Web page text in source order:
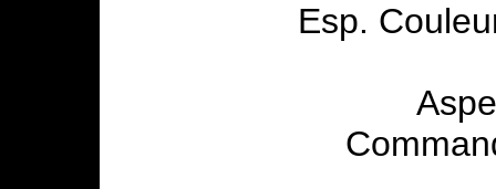
Esp.